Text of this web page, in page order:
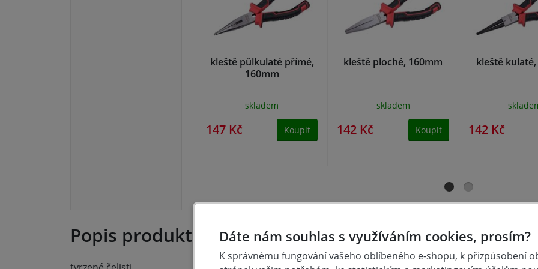
kleště půlkulaté přímé,
160mm
skladem
147 Kč Koupit
kleště ploché, 160mm
skladem
142 Kč Koupit
kleště
142 Kč
Popis produktu Dáte nám souhlas s využíváním cookies, prosím?
K správnému fungování vašeho oblíbeného e-shopu, k přizpůsobení